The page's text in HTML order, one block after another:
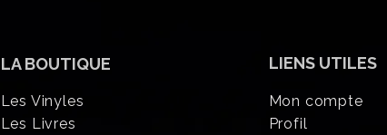
LA BOUTIQUE
Les Vinyles
Les Livres
LIENS UTILES
Mon compte
Profil